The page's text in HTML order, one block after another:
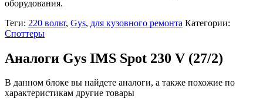
оборудования.
Теги: 220 вольт, Gys, для кузовного ремонта Категории:
Споттеры
Аналоги Gys IMS Spot 230 V (27/2)
В данном блоке вы найдете аналоги, а также похожие по
характеристикам другие товары